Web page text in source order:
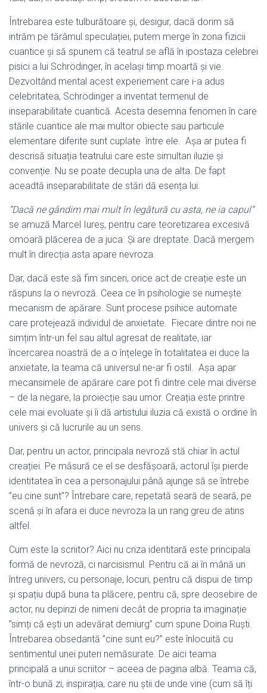
Întrebarea este tulburătoare și, desigur, dacă dorim să
intrăm pe tărâmul speculației, putem merge în zona fizicii
cuantice și să spunem că teatrul se află în ipostaza celebrei
pisici a lui Schrödinger, în același timp moartă și vie.
Dezvoltând mental acest experiement care i-a adus
celebritatea, Schrödinger a inventat termenul de
inseparabilitate cuantică. Acesta desemna fenomen în care
stările cuantice ale mai multor obiecte sau particule
elementare diferite sunt cuplate între ele. Așa ar putea fi
descrisă situația teatrului care este simultan iluzie și
convenție. Nu se poate decupla una de alta. De fapt
aceadtă inseparabilitate de stări dă esența lui.
”Dacă ne gândim mai mult în legătură cu asta, ne ia capul”
se amuză Marcel Iureș, pentru care teoretizarea excesivă
omoară plăcerea de a juca. Și are dreptate. Dacă mergem
mult în direcția asta apare nevroza.
Dar, dacă este să fim sinceri, orice act de creație este un
răspuns la o nevroză. Ceea ce în psihologie se numește
mecanism de apărare. Sunt procese psihice automate
care protejează individul de anxietate. Fiecare dintre noi ne
simțim într-un fel sau altul agresat de realitate, iar
încercarea noastră de a o înțelege în totalitatea ei duce la
anxietate, la teama că universul ne-ar fi ostil. Așa apar
mecansimele de apărare care pot fi dintre cele mai diverse
– de la negare, la proiecție sau umor. Creația este printre
cele mai evoluate și îi dă artistului iluzia că există o ordine în
univers și că lucrurile au un sens.
Dar, pentru un actor, principala nevroză stă chiar în actul
creației. Pe măsură ce el se desfășoară, actorul își pierde
identitatea în cea a personajului până ajunge să se întrebe
”eu cine sunt”? Întrebare care, repetată seară de seară, pe
scenă și în afara ei duce nevroza la un rang greu de atins
altfel.
Cum este la scriitor? Aici nu criza identitară este principala
formă de nevroză, ci narcisismul. Pentru că ai în mână un
întreg univers, cu personaje, locuri, pentru că dispui de timp
și spațiu după buna ta plăcere, pentru că, spre deosebire de
actor, nu depinzi de nimeni decât de propria ta imaginație
”simți că ești un adevărat demiurg” cum spune Doina Ruști.
Întrebarea obsedantă ”cine sunt eu?” este înlocuită cu
sentimentul unei puteri nemăsurate. De aici teama
principală a unui scriitor – aceea de pagina albă. Teama că,
într-o bună zi, inspirația, care nu știi de unde vine (cum să îți